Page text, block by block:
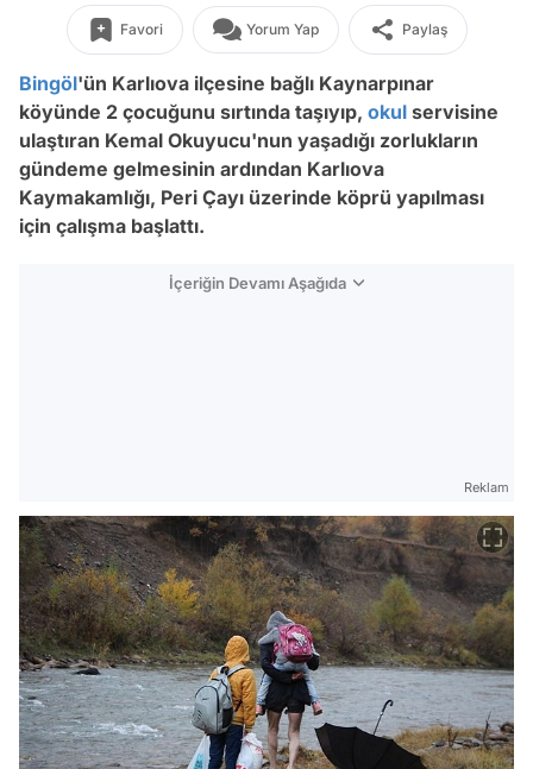
Favori Yorum Yap Paylaş
Bingöl'ün Karlıova ilçesine bağlı Kaynarpınar
köyünde 2 çocuğunu sırtında taşıyıp, okul servisine
ulaştıran Kemal Okuyucu'nun yaşadığı zorlukların
gündeme gelmesinin ardından Karlıova
Kaymakamlığı, Peri Çayı üzerinde köprü yapılması
için çalışma başlattı.
İçeriğin Devamı Aşağıda
Reklam